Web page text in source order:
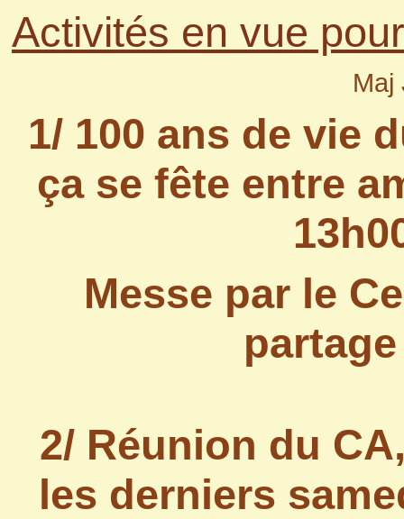
Activités en vue
Maj
1/ 100 ans de vie
ça se fête entre
Messe par le
2/ Réunion du
les derniers